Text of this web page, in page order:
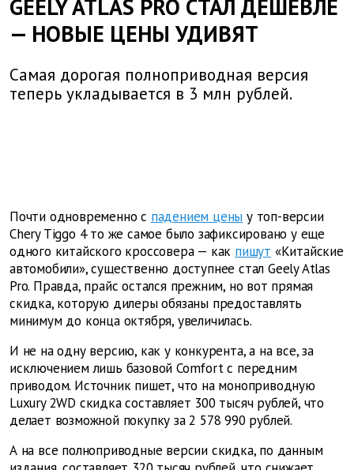
GEELY ATLAS PRO СТАЛ ДЕШЕВЛЕ
— НОВЫЕ ЦЕНЫ УДИВЯТ
Самая дорогая полноприводная версия
теперь укладывается в 3 млн рублей.
Почти одновременно с падением цены у топ-версии
Chery Tiggo 4 то же самое было зафиксировано у еще
одного китайского кроссовера — как пишут «Китайские
автомобили», существенно доступнее стал Geely Atlas
Pro. Правда, прайс остался прежним, но вот прямая
скидка, которую дилеры обязаны предоставлять
минимум до конца октября, увеличилась.
И не на одну версию, как у конкурента, а на все, за
исключением лишь базовой Comfort с передним
приводом. Источник пишет, что на моноприводную
Luxury 2WD скидка составляет 300 тысяч рублей, что
делает возможной покупку за 2 578 990 рублей.
А на все полноприводные версии скидка, по данным